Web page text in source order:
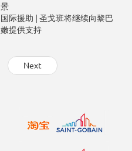
景
国际援助 | 圣戈班将继续向黎巴
嫩提供支持
Next